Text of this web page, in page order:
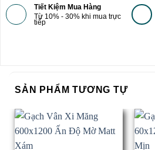
Tiết Kiệm Mua Hàng
Từ 10% - 30% khi mua trực
tiếp
SẢN PHẨM TƯƠNG TỰ